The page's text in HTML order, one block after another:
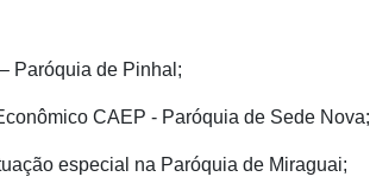
Paróquia de Pinhal;
CAEP - Paróquia de Sede Nova;
especial na Paróquia de Miraguai;